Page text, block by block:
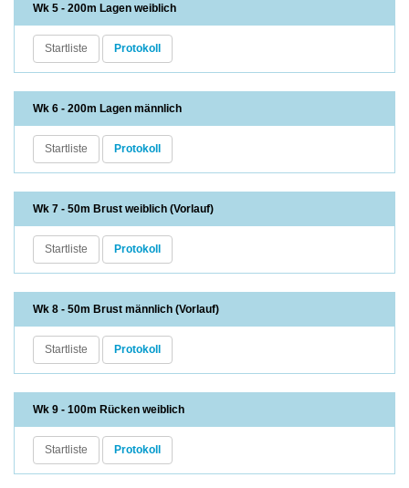
Wk 5 - 200m Lagen weiblich
Startliste Protokoll
Wk 6 - 200m Lagen männlich
Startliste Protokoll
Wk 7 - 50m Brust weiblich (Vorlauf)
Startliste Protokoll
Wk 8 - 50m Brust männlich (Vorlauf)
Startliste Protokoll
Wk 9 - 100m Rücken weiblich
Startliste Protokoll